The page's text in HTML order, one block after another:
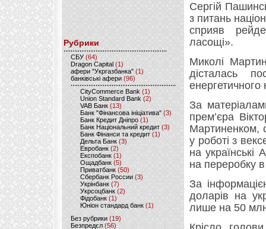
Рубрики
CБУ (64)
Dragon Capital (1)
афери "Укргазбанка" (1)
банківські афери (96)
CityCommerce Bank (1)
Union Standard Bank (2)
VAB Банк (13)
Банк "Фінансова ініціатива" (3)
Банк Кредит Дніпро (1)
Банк Національний кредит (3)
Банк Фінанси та кредит (1)
Дельта Банк (3)
Евробанк(2)
Експобанк (1)
Ощадбанк(5)
Приватбанк (50)
Сбербанк России (3)
Укрінбанк(7)
Укрсоцбанк (2)
Фідобанк (1)
Юніон стандард банк(1)
Без рубрики (19)
Безпредєл(56)
Сергій
з питань
сприяв
ласощі».
Миколі
дісталась
енергетичного
За
прем’єра
Мартиненком,
у роботі з
на
на переробку
За
доларів на
лише на 50